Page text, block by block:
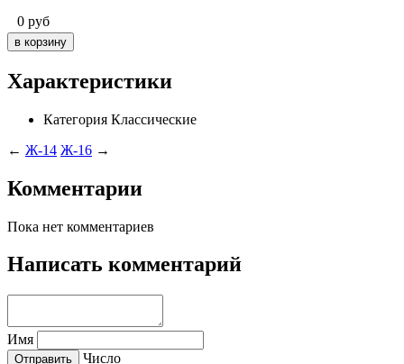
0 руб
Характеристики
Категория Классические
← Ж-14 Ж-16 →
Комментарии
Пока нет комментариев
Написать комментарий
Имя
Число